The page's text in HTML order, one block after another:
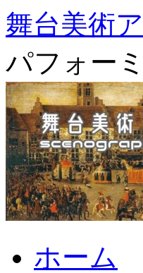
舞台美術
パフォー
ン
ホーム